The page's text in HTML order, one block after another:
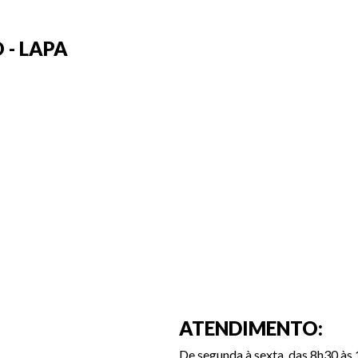
- LAPA
ATENDIMENTO:
De segunda à sexta, das 8h30 às